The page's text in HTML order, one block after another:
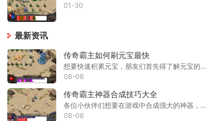
01-30
最新资讯
传奇霸主如何刷元宝最快
想要快速积累元宝，朋友们首先得了解元宝的基本获取途径。元宝作为游戏内流通的稀缺货币，主要用于购买各种珍贵道具和在合成系统中进行道具合成。大家可以通过完成每日任务来
08-06
传奇霸主神器合成技巧大全
各位小伙伴们想要在游戏中合成强大的神器，首先得知道去哪里找到合成的地方。在游戏里有个神秘锻造师，咱们可以直接找他对话，选择合成神器的选项就能进入合成界面了。不过不
08-06